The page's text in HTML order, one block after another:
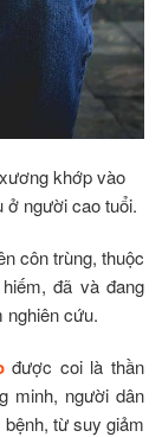
khớp vào
ở người cao tuổi.
côn trùng, thuộc
đã và đang
nghiên cứu.
được coi là thần
minh, người dân
từ suy giảm